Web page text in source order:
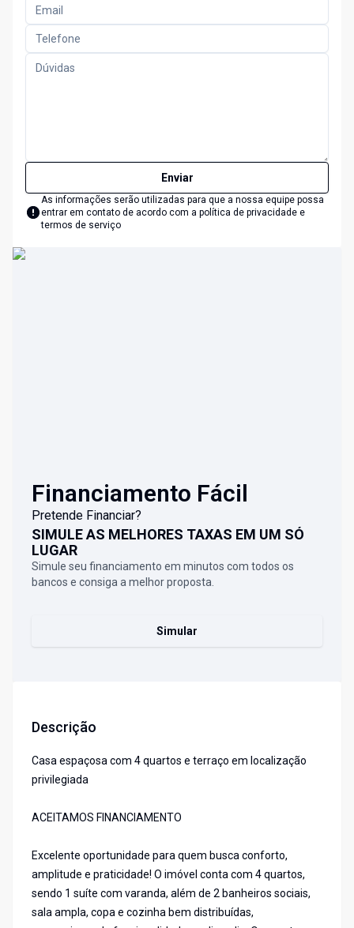
Enviar
As informações serão utilizadas para que a nossa equipe possa
entrar em contato de acordo com a política de privacidade e
termos de serviço
Financiamento Fácil
Pretende Financiar?
SIMULE AS MELHORES TAXAS EM UM SÓ
LUGAR
Simule seu financiamento em minutos com todos os
bancos e consiga a melhor proposta.
Simular
Descrição
Casa espaçosa com 4 quartos e terraço em localização
privilegiada
ACEITAMOS FINANCIAMENTO
Excelente oportunidade para quem busca conforto,
amplitude e praticidade! O imóvel conta com 4 quartos,
sendo 1 suíte com varanda, além de 2 banheiros sociais,
sala ampla, copa e cozinha bem distribuídas,